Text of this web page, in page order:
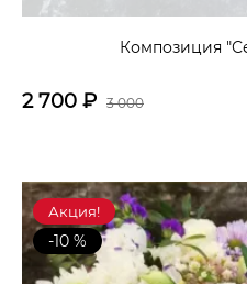
Композиция
2 700 ₽ 3 000
Акция!
-10 %